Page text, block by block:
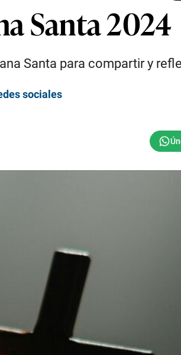
Santa 2024
Santa para compartir y
sociales